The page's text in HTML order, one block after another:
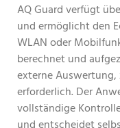
AQ Guard verfügt
und ermöglicht den
WLAN oder
berechnet und
externe
erforderlich. Der
vollständige